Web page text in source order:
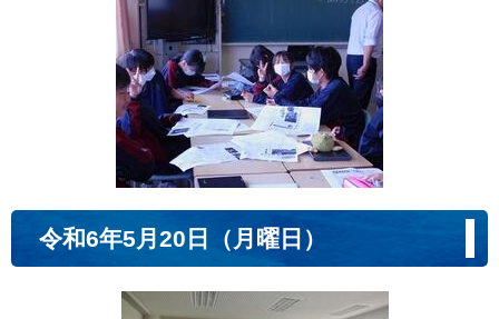
令和6年5月20日（月曜日）